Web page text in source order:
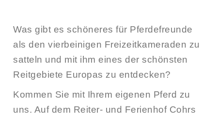
Was gibt es schöneres für Pferdefreunde
als den vierbeinigen Freizeitkameraden zu
satteln und mit ihm eines der schönsten
Reitgebiete Europas zu entdecken?
Kommen Sie mit Ihrem eigenen Pferd zu
uns. Auf dem Reiter- und Ferienhof Cohrs